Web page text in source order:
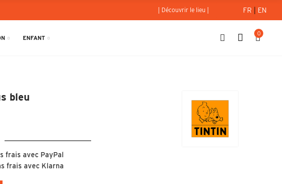
| Découvrir le lieu | FR | EN
ENFANT
0
bleu
frais avec PayPal
frais avec Klarna